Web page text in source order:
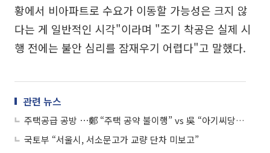
황에서 비아파트로 수요가 이동할 가능성은 크지 않
다는 게 일반적인 시각"이라며 "조기 착공은 실제 시
행 전에는 불안 심리를 잠재우기 어렵다"고 말했다.
관련 뉴스
주택공급 공방 ⋯鄭 “주택 공약 불이행” vs 吳 “아기씨당 의혹 답변해야”
국토부 “서울시, 서소문고가 교량 단차 미보고”